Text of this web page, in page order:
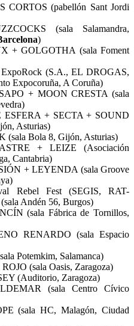
CORTOS (pabellón Sant Jordi
(sala Salamandra,
)
+ GOLGOTHA (sala Foment
ExpoRock (S.A., EL DROGAS,
Expocoruña, A Coruña)
+ MOON CRESTA (sala
ESFERA + SECTA + SOUND
Asturias)
(sala Bola 8, Gijón, Asturias)
+ LEIZE (Asociación
Cantabria)
+ LEYENDA (sala Groove
Rebel Fest (SEGIS, RAT-
Andén 56, Burgos)
(sala Fábrica de Tornillos,
RENARDO (sala Espacio
Potemkim, Salamanca)
(sala Oasis, Zaragoza)
(Auditorio, Zaragoza)
(sala Centro Cívico
(sala HC, Malagón, Ciudad